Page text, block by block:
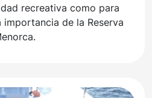
recreativa como para
de la Reserva